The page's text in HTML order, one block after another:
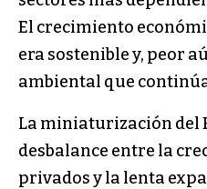
El crecimiento
era sostenible y, peor
ambiental que
La miniaturización del
desbalance entre la
privados y la lenta